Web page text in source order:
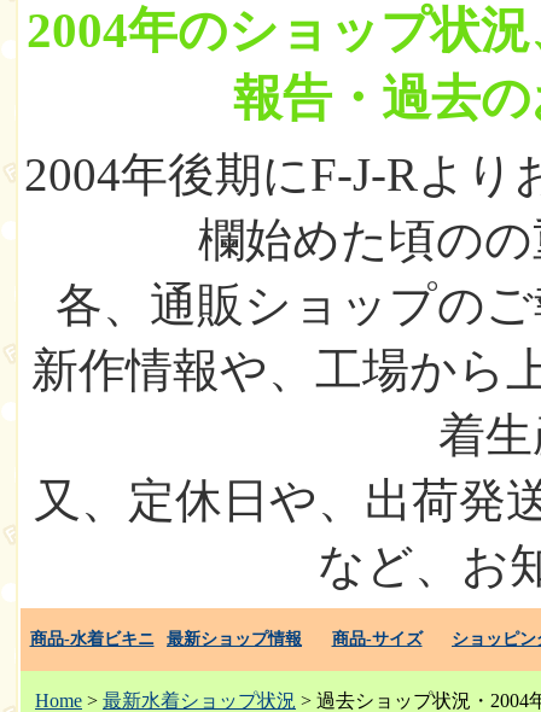
2004年のショップ状
報告・過去
2004年後期にF-J-Rよ
欄始めた頃の
各、通販ショップの
新作情報や、工場から
着
又、定休日や、出荷発
など、お
Home > 最新水着ショップ状況 > 過去ショップ状況・2004
商品-水着ビキニ 最新ショップ情報 商品-サイズ ショッピン